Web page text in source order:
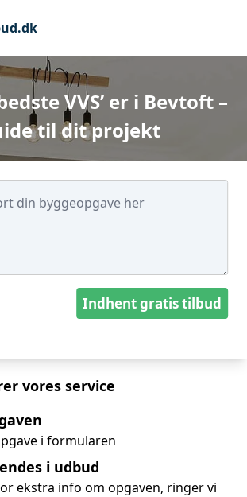
VVS’ er i Bevtoft –
til dit projekt
vores service
i formularen
i udbud
ekstra info om opgaven, ringer vi
Indhent gratis tilbud